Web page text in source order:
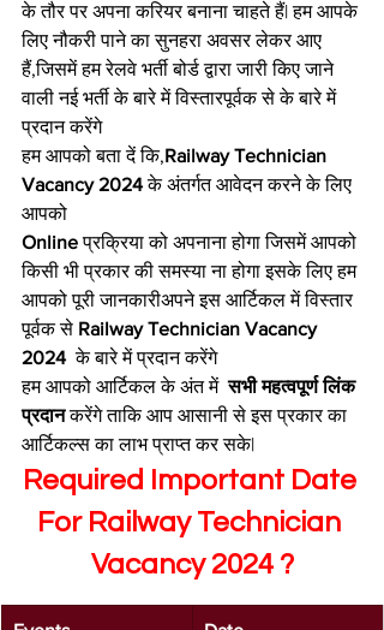
के तौर पर अपना करियर बनाना चाहते हैं| हम आपके
लिए नौकरी पाने का सुनहरा अवसर लेकर आए
हैं,जिसमें हम रेलवे भर्ती बोर्ड द्वारा जारी किए जाने
वाली नई भर्ती के बारे में विस्तारपूर्वक से के बारे में
प्रदान करेंगे
हम आपको बता दें कि,Railway Technician
Vacancy 2024 के अंतर्गत आवेदन करने के लिए
आपको
Online प्रक्रिया को अपनाना होगा जिसमें आपको
किसी भी प्रकार की समस्या ना होगा इसके लिए हम
आपको पूरी जानकारीअपने इस आर्टिकल में विस्तार
पूर्वक से Railway Technician Vacancy
2024 के बारे में प्रदान करेंगे
हम आपको आर्टिकल के अंत में सभी महत्वपूर्ण लिंक
प्रदान करेंगे ताकि आप आसानी से इस प्रकार का
आर्टिकल्स का लाभ प्राप्त कर सके|
Required Important Date
For Railway Technician
Vacancy 2024 ?